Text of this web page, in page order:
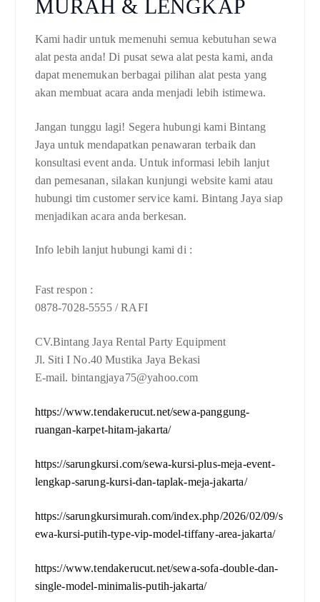
MURAH & LENGKAP
Kami hadir untuk memenuhi semua kebutuhan sewa
alat pesta anda! Di pusat sewa alat pesta kami, anda
dapat menemukan berbagai pilihan alat pesta yang
akan membuat acara anda menjadi lebih istimewa.
Jangan tunggu lagi! Segera hubungi kami Bintang
Jaya untuk mendapatkan penawaran terbaik dan
konsultasi event anda. Untuk informasi lebih lanjut
dan pemesanan, silakan kunjungi website kami atau
hubungi tim customer service kami. Bintang Jaya siap
menjadikan acara anda berkesan.
Info lebih lanjut hubungi kami di :
Fast respon :
0878-7028-5555 / RAFI
CV.Bintang Jaya Rental Party Equipment
Jl. Siti I No.40 Mustika Jaya Bekasi
E-mail. bintangjaya75@yahoo.com
https://www.tendakerucut.net/sewa-panggung-
ruangan-karpet-hitam-jakarta/
https://sarungkursi.com/sewa-kursi-plus-meja-event-
lengkap-sarung-kursi-dan-taplak-meja-jakarta/
https://sarungkursimurah.com/index.php/2026/02/09/s
ewa-kursi-putih-type-vip-model-tiffany-area-jakarta/
https://www.tendakerucut.net/sewa-sofa-double-dan-
single-model-minimalis-putih-jakarta/